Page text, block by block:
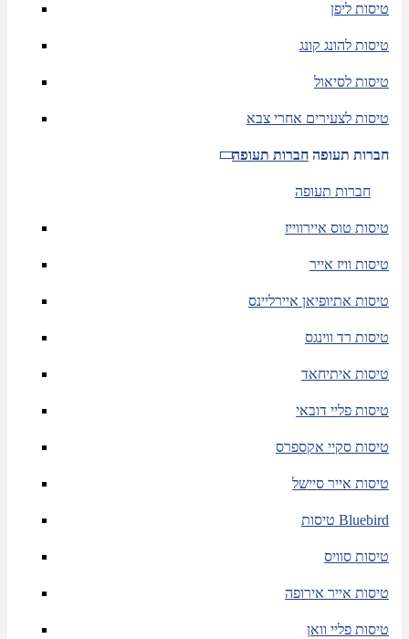
טיסות ליפן
טיסות להונג קונג
טיסות לסיאול
טיסות לצעירים אחרי צבא
חברות תעופה חברות תעופה
חברות תעופה
טיסות טוס איירווייז
טיסות וויז אייר
טיסות אתיופיאן איירליינס
טיסות רד ווינגס
טיסות איתיחאד
טיסות פליי דובאי
טיסות סקיי אקספרס
טיסות אייר סיישל
טיסות Bluebird
טיסות סוויס
טיסות אייר אירופה
טיסות פליי וואן